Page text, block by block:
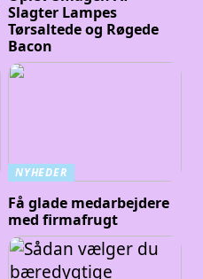
Slagter Lampes
Tørsaltede og Røgede
Bacon
NYHEDER
Få glade medarbejdere
med firmafrugt